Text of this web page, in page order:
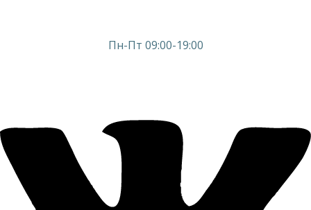
Пн-Пт 09:00-19:00